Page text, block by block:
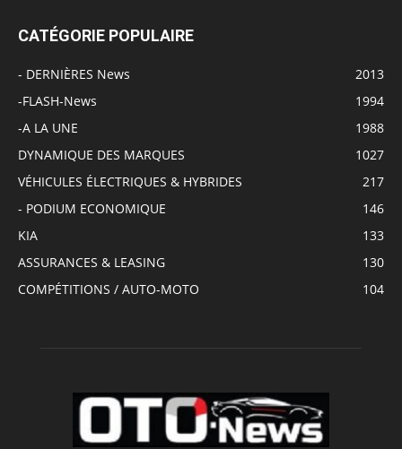
CATÉGORIE POPULAIRE
- DERNIÈRES News
2013
-FLASH-News
1994
-A LA UNE
1988
DYNAMIQUE DES MARQUES
1027
VÉHICULES ÉLECTRIQUES & HYBRIDES
217
- PODIUM ECONOMIQUE
146
KIA
133
ASSURANCES & LEASING
130
COMPÉTITIONS / AUTO-MOTO
104